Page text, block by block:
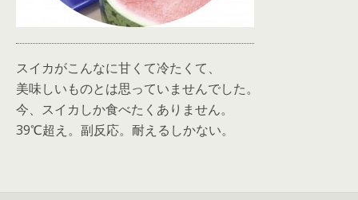
スイカがこんなに甘くて冷たくて、
美味しいものとは思っていませんでした。
今、スイカしか食べたくありません。
39℃超え。副反応。耐えるしかない。